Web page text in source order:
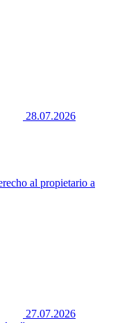
28.07.2026
al propietario a
27.07.2026